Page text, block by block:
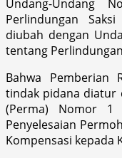
Undang-Undang
Perlindungan
diubah dengan
tentang
Bahwa Pemberian
tindak pidana diatur
(Perma) Nomor 1
Penyelesaian
Kompensasi kepada